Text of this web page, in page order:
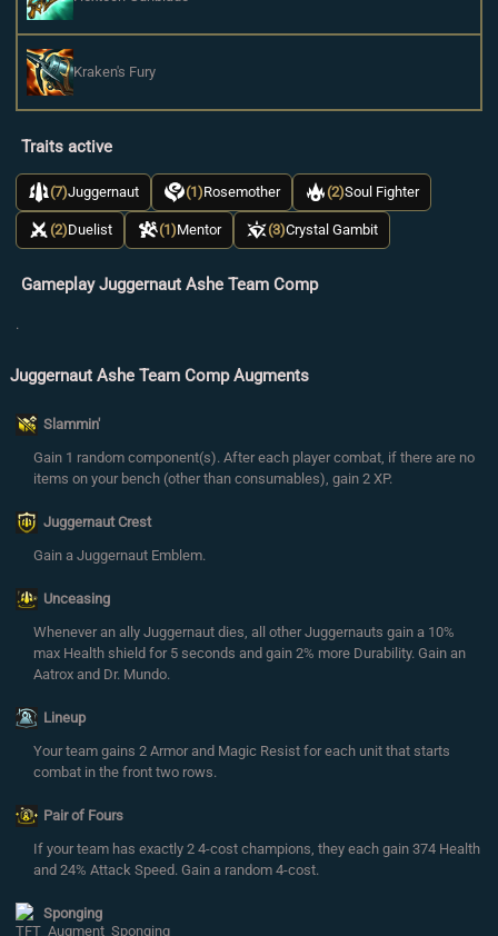
Kraken's Fury
Traits active
(7)Juggernaut (1)Rosemother (2)Soul Fighter
(2)Duelist (1)Mentor (3)Crystal Gambit
Gameplay Juggernaut Ashe Team Comp
.
Juggernaut Ashe Team Comp Augments
Slammin'
Gain 1 random component(s). After each player combat, if there are no
items on your bench (other than consumables), gain 2 XP.
Juggernaut Crest
Gain a Juggernaut Emblem.
Unceasing
Whenever an ally Juggernaut dies, all other Juggernauts gain a 10%
max Health shield for 5 seconds and gain 2% more Durability. Gain an
Aatrox and Dr. Mundo.
Lineup
Your team gains 2 Armor and Magic Resist for each unit that starts
combat in the front two rows.
Pair of Fours
If your team has exactly 2 4-cost champions, they each gain 374 Health
and 24% Attack Speed. Gain a random 4-cost.
Sponging